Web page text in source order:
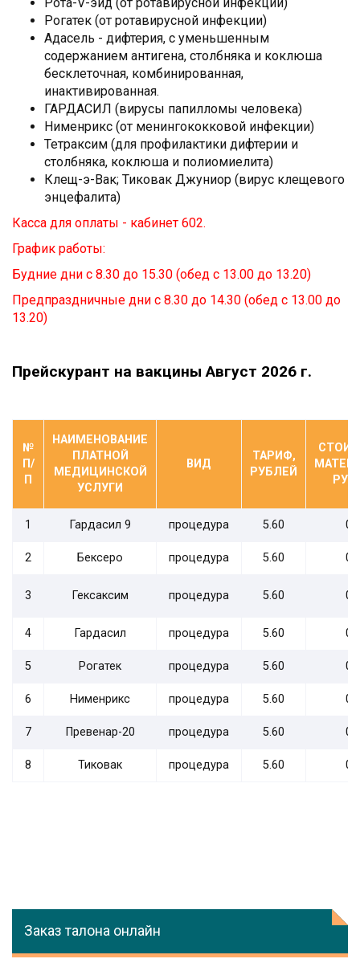
Рогатек (от ротавирусной инфекции)
Адасель - дифтерия, с уменьшенным
содержанием антигена, столбняка и коклюша
бесклеточная, комбинированная,
инактивированная.
ГАРДАСИЛ (вирусы папилломы человека)
Нименрикс (от менингококковой инфекции)
Тетраксим (для профилактики дифтерии и
столбняка, коклюша и полиомиелита)
Клещ-э-Вак; Тиковак Джуниор (вирус клещевого
энцефалита)
Касса для оплаты - кабинет 602.
График работы:
Будние дни с 8.30 до 15.30 (обед с 13.00 до 13.20)
Предпраздничные дни с 8.30 до 14.30 (обед с 13.00 до
13.20)
Прейскурант на вакцины Август 2026 г.
№
П/
П
НАИМЕНОВАНИЕ
ПЛАТНОЙ
МЕДИЦИНСКОЙ
УСЛУГИ
ВИД
ТАРИФ,
РУБЛЕЙ
1 Гардасил 9 процедура 5.60
2 Бексеро процедура 5.60
3 Гексаксим процедура 5.60
4 Гардасил процедура 5.60
5 Рогатек процедура 5.60
6 Нименрикс процедура 5.60
7 Превенар-20 процедура 5.60
8 Тиковак процедура 5.60
Заказ талона онлайн